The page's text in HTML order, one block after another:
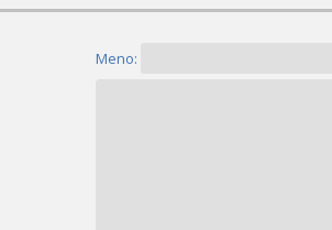
Meno: